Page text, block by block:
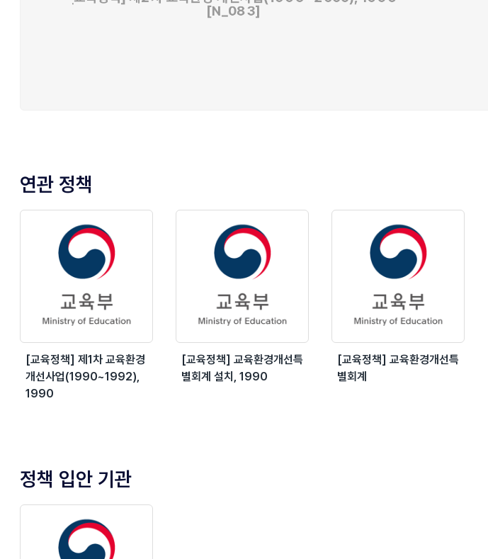
연관 정책
[교육정책] 제1차 교육환경
개선사업(1990~1992),
1990
[교육정책] 교육환경개선특
별회계 설치, 1990
[교육정책] 교육환경개선특
별회계
정책 입안 기관